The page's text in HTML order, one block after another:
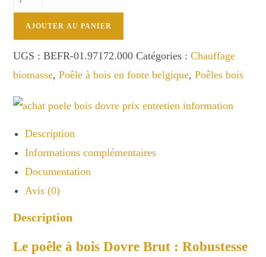
BRUT
6,5kW
Dovre
AJOUTER AU PANIER
UGS :BEFR-01.97172.000 Catégories :Chauffage
biomasse,Poêle à bois en fonte belgique,Poêles bois
Description
Informations complémentaires
Documentation
Avis (0)
Description
Le poêle à bois Dovre Brut : Robustesse